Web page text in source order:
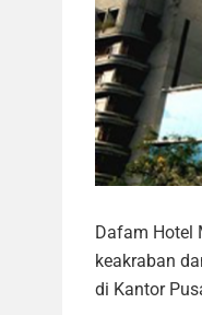
Dafam Hotel
keakraban
di Kantor